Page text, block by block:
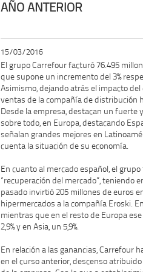
AÑO ANTERIOR
15/03/2016
El grupo Carrefour facturó 76.495
que supone un incremento del 3%
Asimismo, dejando atrás el impacto del
ventas de la compañía de distribución
Desde la empresa, destacan un fuerte
sobre todo, en Europa, destacando
señalan grandes mejores en
cuenta la situación de su economía.
En cuanto al mercado español, el
“recuperación del mercado”, teniendo
pasado invirtió 205 millones de euros
hipermercados a la compañía Eroski.
mientras que en el resto de Europa ese
2,9% y en Asia, un 5,9%.
En relación a las ganancias, Carrefour
en el curso anterior, descenso